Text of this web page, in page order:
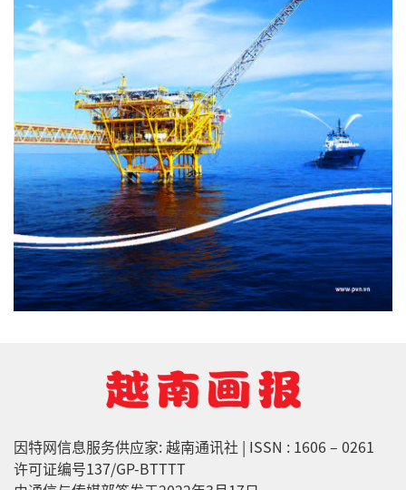
因特网信息服务供应家: 越南通讯社 | ISSN : 1606 – 0261
许可证编号137/GP-BTTTT